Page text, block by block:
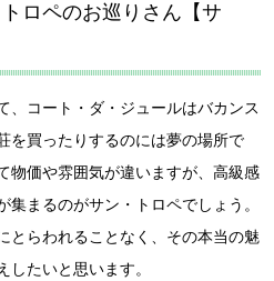
ロペのお巡りさん【サ
、コート・ダ・ジュールはバカンス
を買ったりするのには夢の場所で
物価や雰囲気が違いますが、高級感
集まるのがサン・トロペでしょう。
とらわれることなく、その本当の魅
したいと思います。